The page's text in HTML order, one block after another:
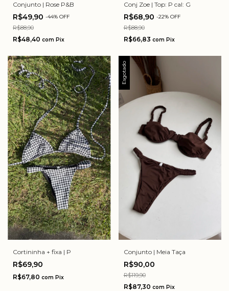
Conjunto | Rose P&B
R$49,90 -44% OFF
R$88,90
R$48,40 com Pix
Conj Zoe | Top: P cal: G
R$68,90 -22% OFF
R$88,90
R$66,83 com Pix
Cortininha + fixa | P
R$69,90
R$67,80 com Pix
Esgotado
Conjunto | Meia Taça
R$90,00
R$119,90
R$87,30 com Pix